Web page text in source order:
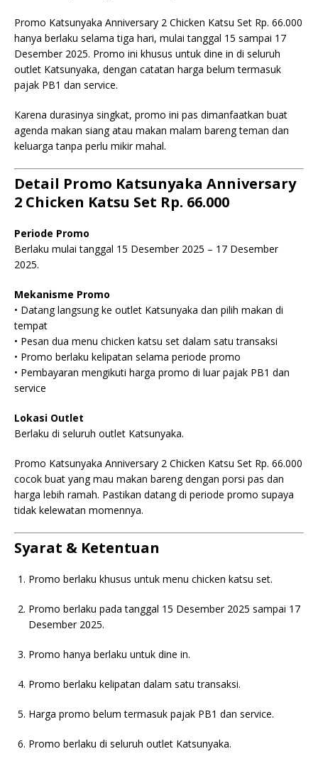
Promo Katsunyaka Anniversary 2 Chicken Katsu Set Rp. 66.000
hanya berlaku selama tiga hari, mulai tanggal 15 sampai 17
Desember 2025. Promo ini khusus untuk dine in di seluruh
outlet Katsunyaka, dengan catatan harga belum termasuk
pajak PB1 dan service.
Karena durasinya singkat, promo ini pas dimanfaatkan buat
agenda makan siang atau makan malam bareng teman dan
keluarga tanpa perlu mikir mahal.
Detail Promo Katsunyaka Anniversary
2 Chicken Katsu Set Rp. 66.000
Periode Promo
Berlaku mulai tanggal 15 Desember 2025 – 17 Desember
2025.
Mekanisme Promo
• Datang langsung ke outlet Katsunyaka dan pilih makan di
tempat
• Pesan dua menu chicken katsu set dalam satu transaksi
• Promo berlaku kelipatan selama periode promo
• Pembayaran mengikuti harga promo di luar pajak PB1 dan
service
Lokasi Outlet
Berlaku di seluruh outlet Katsunyaka.
Promo Katsunyaka Anniversary 2 Chicken Katsu Set Rp. 66.000
cocok buat yang mau makan bareng dengan porsi pas dan
harga lebih ramah. Pastikan datang di periode promo supaya
tidak kelewatan momennya.
Syarat & Ketentuan
Promo berlaku khusus untuk menu chicken katsu set.
Promo berlaku pada tanggal 15 Desember 2025 sampai 17
Desember 2025.
Promo hanya berlaku untuk dine in.
Promo berlaku kelipatan dalam satu transaksi.
Harga promo belum termasuk pajak PB1 dan service.
Promo berlaku di seluruh outlet Katsunyaka.